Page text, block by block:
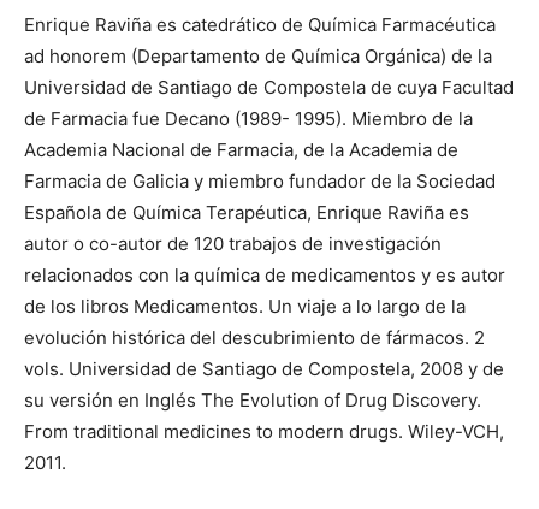
Enrique Raviña es catedrático de Química Farmacéutica
ad honorem (Departamento de Química Orgánica) de la
Universidad de Santiago de Compostela de cuya Facultad
de Farmacia fue Decano (1989- 1995). Miembro de la
Academia Nacional de Farmacia, de la Academia de
Farmacia de Galicia y miembro fundador de la Sociedad
Española de Química Terapéutica, Enrique Raviña es
autor o co-autor de 120 trabajos de investigación
relacionados con la química de medicamentos y es autor
de los libros Medicamentos. Un viaje a lo largo de la
evolución histórica del descubrimiento de fármacos. 2
vols. Universidad de Santiago de Compostela, 2008 y de
su versión en Inglés The Evolution of Drug Discovery.
From traditional medicines to modern drugs. Wiley-VCH,
2011.